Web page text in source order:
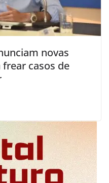
novas
casos de